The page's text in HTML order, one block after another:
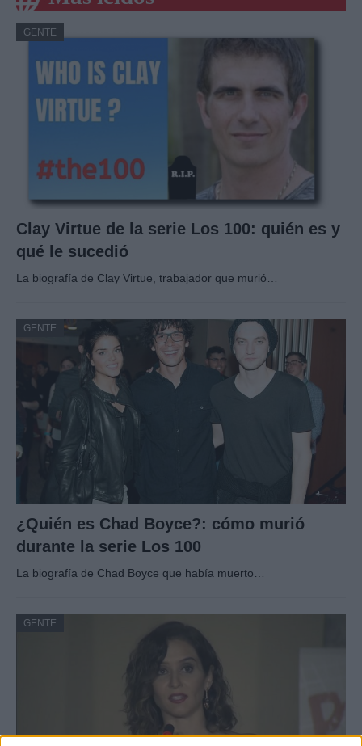
GENTE
Clay Virtue de la serie Los 100: quién es y
qué le sucedió
La biografía de Clay Virtue, trabajador que murió…
GENTE
¿Quién es Chad Boyce?: cómo murió
durante la serie Los 100
La biografía de Chad Boyce que había muerto…
GENTE